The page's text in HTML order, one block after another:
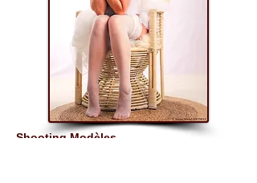
Shooting Modèles